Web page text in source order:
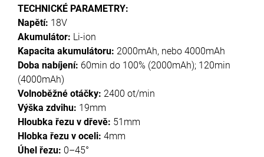
TECHNICKÉ PARAMETRY:
Napětí: 18V
Akumulátor: Li-ion
Kapacita akumulátoru: 2000mAh, nebo 4000mAh
Doba nabíjení: 60min do 100% (2000mAh); 120min
(4000mAh)
Volnoběžné otáčky: 2400 ot/min
Výška zdvihu: 19mm
Hloubka řezu v dřevě: 51mm
Hlobka řezu v oceli: 4mm
Úhel řezu: 0–45°